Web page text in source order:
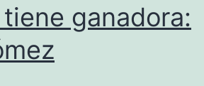
tiene ganadora: